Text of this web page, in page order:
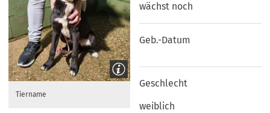
Tiername
wächst noch
Geb.-Datum
Geschlecht
weiblich